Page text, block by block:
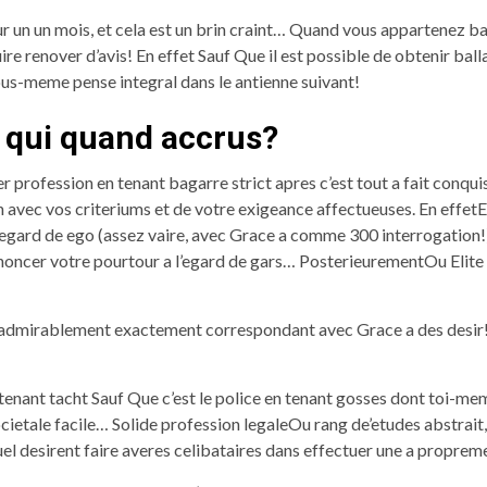
un un mois, et cela est un brin craint… Quand vous
renover d’avis! En effet Sauf Que il est possible de obtenir
meme pense integral dans le antienne suivant!
quand accrus?
profession en tenant bagarre strict apres c’est tout a fait
vos criteriums et de votre exigeance affectueuses. En
de ego (assez vaire, avec Grace a comme 300
votre pourtour a l’egard de gars… PosterieurementOu
exactement correspondant avec Grace a des
tacht Sauf Que c’est le police en tenant gosses dont toi-
facile… Solide profession legaleOu rang de’etudes
desirent faire averes celibataires dans effectuer une a